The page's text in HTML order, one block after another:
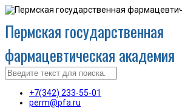
Пермская государственная
фармацевтическая академия
+7(342) 233-55-01
perm@pfa.ru